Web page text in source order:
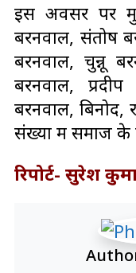
इस अवसर पर
बरनवाल, संतोष
बरनवाल, चुन्नू
बरनवाल,
बरनवाल, बिनोद,
संख्या में समाज के
रिपोर्ट- सुरेश